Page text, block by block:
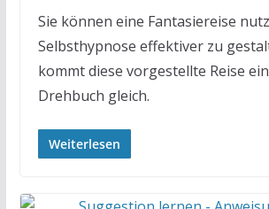
Sie können eine Fantasiereise
Selbsthypnose effektiver zu
kommt diese vorgestellte Reise
Drehbuch gleich.
Weiterlesen